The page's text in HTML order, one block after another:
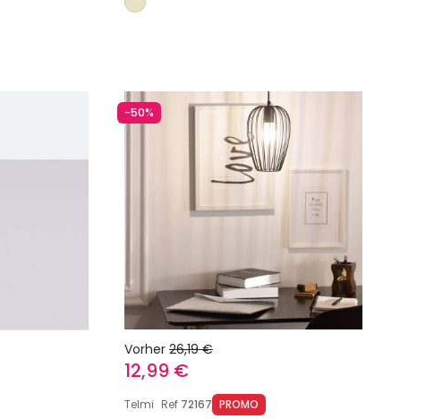
-50%
Vorher 26,19 €
12,99 €
Telmi Ref 72167 PROMO